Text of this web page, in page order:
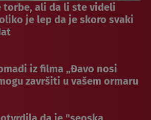
torbe, ali da li ste videli
je lep da je skoro svaki
iz filma „Đavo nosi
završiti u vašem ormaru